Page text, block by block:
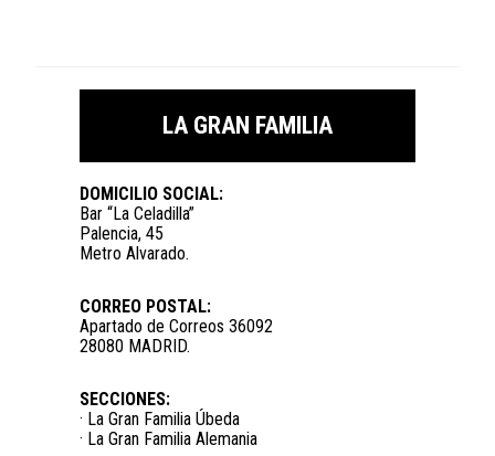
LA GRAN FAMILIA
DOMICILIO SOCIAL:
Bar “La Celadilla”
Palencia, 45
Metro Alvarado.
CORREO POSTAL:
Apartado de Correos 36092
28080 MADRID.
SECCIONES:
· La Gran Familia Úbeda
· La Gran Familia Alemania